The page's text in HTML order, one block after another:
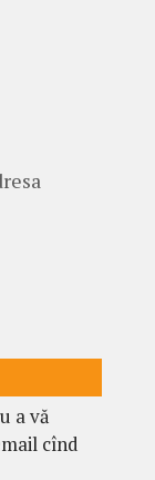
a vă
cînd